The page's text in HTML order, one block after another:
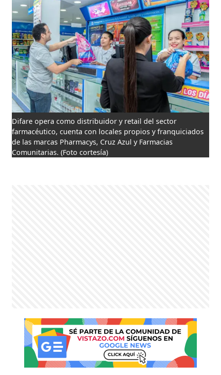
Difare opera como distribuidor y retail del sector
farmacéutico, cuenta con locales propios y franquiciados
de las marcas Pharmacys, Cruz Azul y Farmacias
Comunitarias. (Foto cortesía)